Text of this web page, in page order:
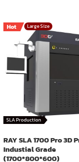
Hot Large Size
SLA Production
RAY SLA 1700 Pro 3D
Industial Grade
(1700*800*600)